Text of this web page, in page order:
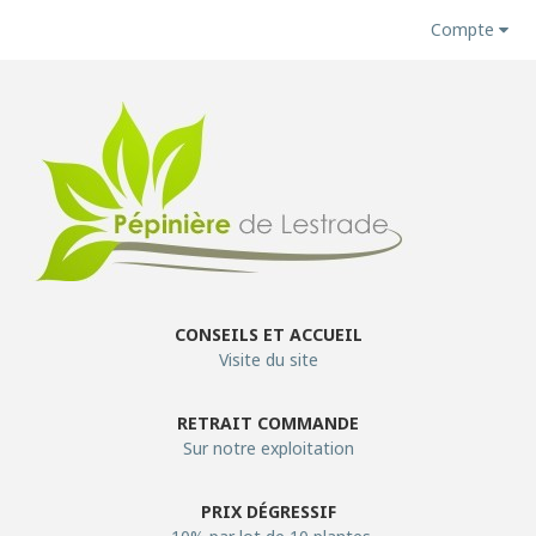
Compte
CONSEILS ET ACCUEIL
Visite du site
RETRAIT COMMANDE
Sur notre exploitation
PRIX DÉGRESSIF